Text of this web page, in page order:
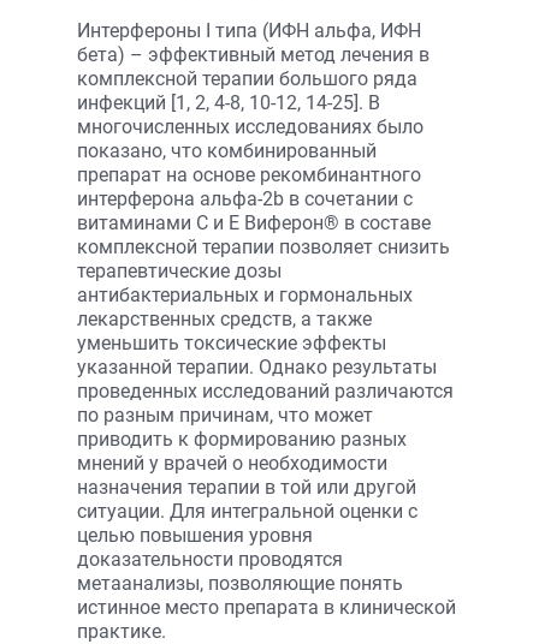
Интерфероны I типа (ИФН альфа, ИФН
бета) – эффективный метод лечения в
комплексной терапии большого ряда
инфекций [1, 2, 4-8, 10-12, 14-25]. В
многочисленных исследованиях было
показано, что комбинированный
препарат на основе рекомбинантного
интерферона альфа-2b в сочетании с
витаминами С и Е Виферон® в составе
комплексной терапии позволяет снизить
терапевтические дозы
антибактериальных и гормональных
лекарственных средств, а также
уменьшить токсические эффекты
указанной терапии. Однако результаты
проведенных исследований различаются
по разным причинам, что может
приводить к формированию разных
мнений у врачей о необходимости
назначения терапии в той или другой
ситуации. Для интегральной оценки с
целью повышения уровня
доказательности проводятся
метаанализы, позволяющие понять
истинное место препарата в клинической
практике.